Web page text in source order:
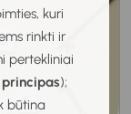
kuri
rinkti ir
pertekliniai
);
būtina